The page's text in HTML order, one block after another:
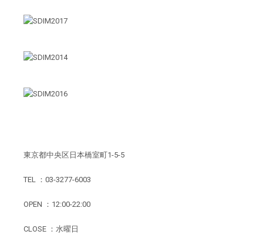
東京都中央区日本橋室町1-5-5
TEL ：03-3277-6003
OPEN ：12:00-22:00
CLOSE ：水曜日